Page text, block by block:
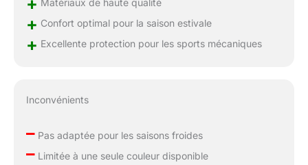
+ Confort optimal pour la saison estivale
+ Excellente protection pour les sports mécaniques
Inconvénients
–Pas adaptée pour les saisons froides
–Limitée à une seule couleur disponible